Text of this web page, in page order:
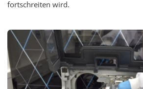
fortschreiten wird.